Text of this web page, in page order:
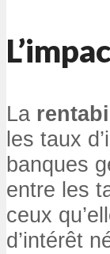
La
les taux
banques
entre les
ceux
d’intérêt